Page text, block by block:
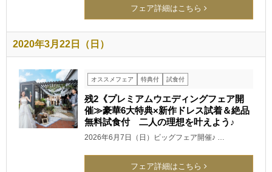
フェア詳細はこちら
2020年3月22日（日）
オススメフェア 特典付 試食付
残2《プレミアムウエディングフェア開
催≫豪華6大特典×新作ドレス試着＆絶品
無料試食付 二人の理想を叶えよう♪
2026年6月7日（日）ビッグフェア開催♪ …
フェア詳細はこちら